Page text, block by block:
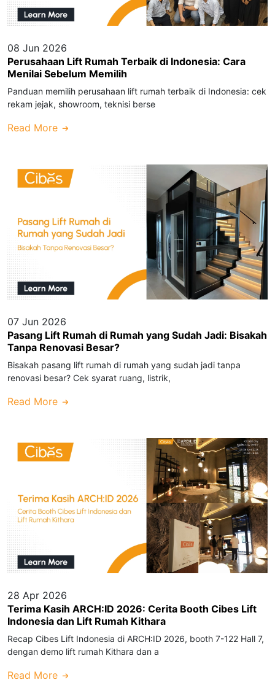
08 Jun 2026
Perusahaan Lift Rumah Terbaik di Indonesia: Cara
Menilai Sebelum Memilih
Panduan memilih perusahaan lift rumah terbaik di Indonesia: cek
rekam jejak, showroom, teknisi berse
Read More
07 Jun 2026
Pasang Lift Rumah di Rumah yang Sudah Jadi: Bisakah
Tanpa Renovasi Besar?
Bisakah pasang lift rumah di rumah yang sudah jadi tanpa
renovasi besar? Cek syarat ruang, listrik,
Read More
28 Apr 2026
Terima Kasih ARCH:ID 2026: Cerita Booth Cibes Lift
Indonesia dan Lift Rumah Kithara
Recap Cibes Lift Indonesia di ARCH:ID 2026, booth 7-122 Hall 7,
dengan demo lift rumah Kithara dan a
Read More